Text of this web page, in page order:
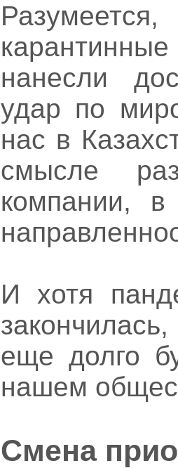
нанесли
удар по
нас в
смысле
компании,
И хотя
еще долго
нашем
Смена